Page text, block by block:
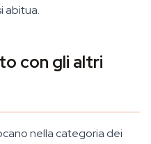
abitua.
con gli altri
nella categoria dei